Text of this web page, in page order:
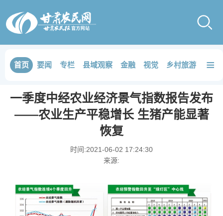
首页 要闻 专栏 县域观察 金融 视觉 乡村旅游 品鉴
≡
一季度中经农业经济景气指数报告发布
——农业生产平稳增长 生猪产能显著
恢复
时间:2021-06-02 17:24:30
来源: